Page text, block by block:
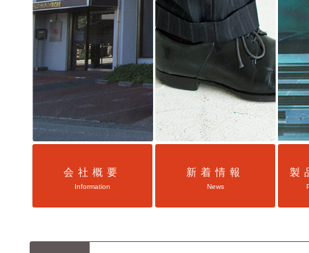
会社概要
Information
新着情報
News
製